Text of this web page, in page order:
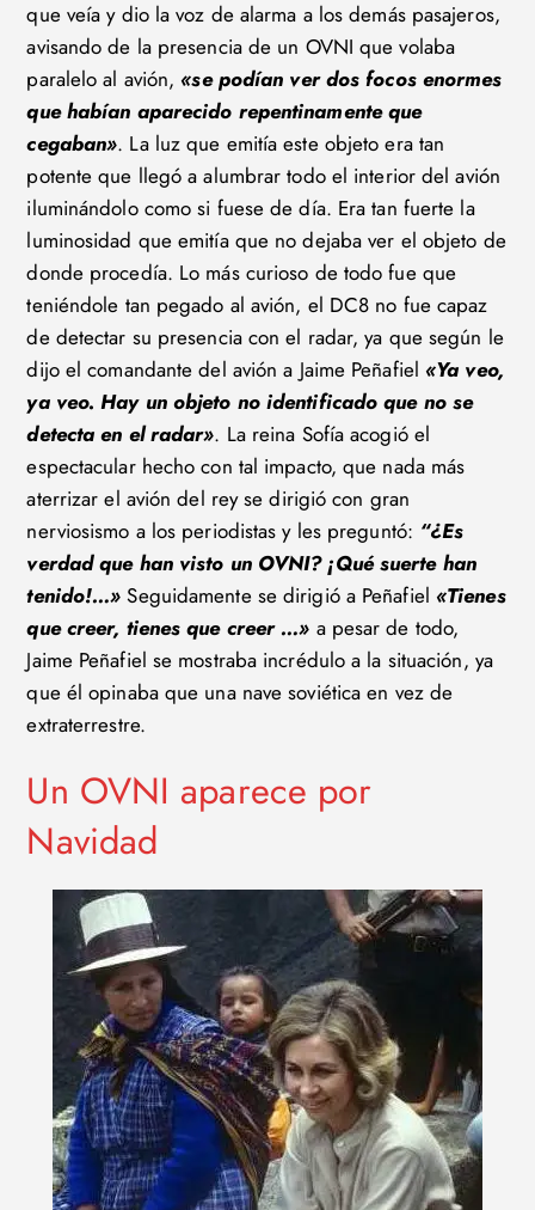
que veía y dio la voz de alarma a los demás pasajeros,
avisando de la presencia de un OVNI que volaba
paralelo al avión,«se podían ver dos focos enormes
que habían aparecido repentinamente que
cegaban». La luz que emitía este objeto era tan
potente que llegó a alumbrar todo el interior del avión
iluminándolo como si fuese de día. Era tan fuerte la
luminosidad que emitía que no dejaba ver el objeto de
donde procedía. Lo más curioso de todo fue que
teniéndole tan pegado al avión, el DC8 no fue capaz
de detectar su presencia con el radar, ya que según le
dijo el comandante del avión a Jaime Peñafiel«Ya veo,
ya veo. Hay un objeto no identificado que no se
detecta en el radar». La reina Sofía acogió el
espectacular hecho con tal impacto, que nada más
aterrizar el avión del rey se dirigió con gran
nerviosismo a los periodistas y les preguntó: “¿Es
verdad que han visto un OVNI? ¡Qué suerte han
tenido!…» Seguidamente se dirigió a Peñafiel «Tienes
que creer, tienes que creer …» a pesar de todo,
Jaime Peñafiel se mostraba incrédulo a la situación, ya
que él opinaba que una nave soviética en vez de
extraterrestre.
Un OVNI aparece por
Navidad